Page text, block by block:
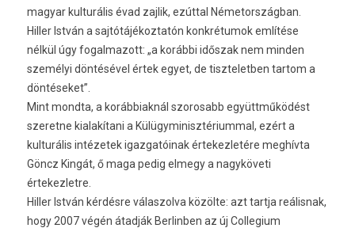
magyar kulturális évad zajlik, ezúttal Németországban.
Hiller István a sajtótájékoztatón konkrétumok említése
nélkül úgy fogalmazott: „a korábbi időszak nem minden
személyi döntésével értek egyet, de tiszteletben tartom a
döntéseket”.
Mint mondta, a korábbiaknál szorosabb együttműködést
szeretne kialakítani a Külügyminisztériummal, ezért a
kulturális intézetek igazgatóinak értekezletére meghívta
Göncz Kingát, ő maga pedig elmegy a nagyköveti
értekezletre.
Hiller István kérdésre válaszolva közölte: azt tartja reálisnak,
hogy 2007 végén átadják Berlinben az új Collegium